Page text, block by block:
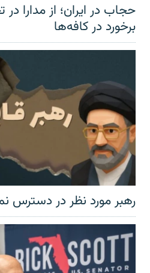
حجاب در ایران؛ از مدارا
برخورد در کافه‌ها
رهبر مورد نظر در دسترس